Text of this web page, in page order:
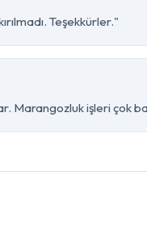
Teşekkürler."
Marangozluk işleri çok